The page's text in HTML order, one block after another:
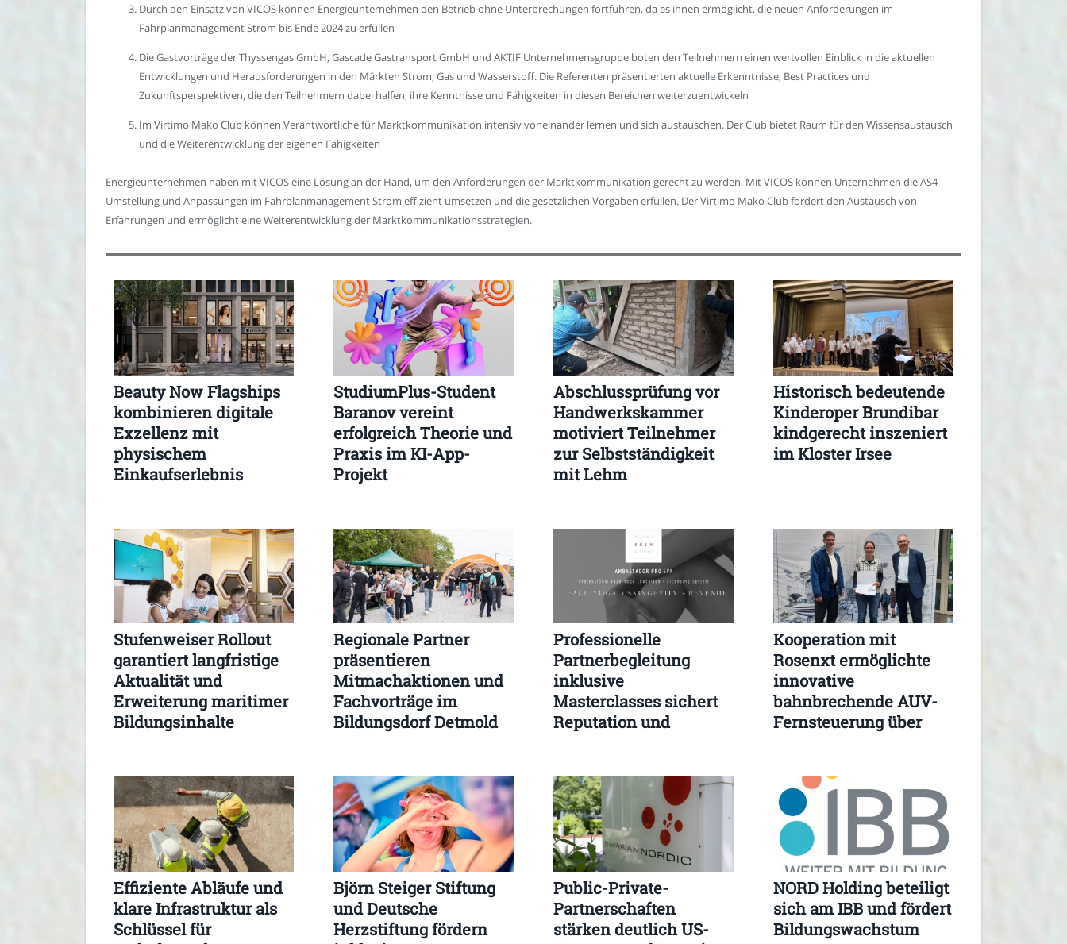
Durch den Einsatz von VICOS können Energieunternehmen den Betrieb ohne Unterbrechungen fortführen, da es ihnen ermöglicht, die neuen Anforderungen im
Fahrplanmanagement Strom bis Ende 2024 zu erfüllen
Die Gastvorträge der Thyssengas GmbH, Gascade Gastransport GmbH und AKTIF Unternehmensgruppe boten den Teilnehmern einen wertvollen Einblick in die aktuellen
Entwicklungen und Herausforderungen in den Märkten Strom, Gas und Wasserstoff. Die Referenten präsentierten aktuelle Erkenntnisse, Best Practices und
Zukunftsperspektiven, die den Teilnehmern dabei halfen, ihre Kenntnisse und Fähigkeiten in diesen Bereichen weiterzuentwickeln
Im Virtimo Mako Club können Verantwortliche für Marktkommunikation intensiv voneinander lernen und sich austauschen. Der Club bietet Raum für den Wissensaustausch
und die Weiterentwicklung der eigenen Fähigkeiten
Energieunternehmen haben mit VICOS eine Lösung an der Hand, um den Anforderungen der Marktkommunikation gerecht zu werden. Mit VICOS können Unternehmen die AS4-
Umstellung und Anpassungen im Fahrplanmanagement Strom effizient umsetzen und die gesetzlichen Vorgaben erfüllen. Der Virtimo Mako Club fördert den Austausch von
Erfahrungen und ermöglicht eine Weiterentwicklung der Marktkommunikationsstrategien.
Beauty Now Flagships
kombinieren digitale
Exzellenz mit
physischem
Einkaufserlebnis
StudiumPlus-Student
Baranov vereint
erfolgreich Theorie und
Praxis im KI-App-
Projekt
Abschlussprüfung vor
Handwerkskammer
motiviert Teilnehmer
zur Selbstständigkeit
mit Lehm
Historisch bedeutende
Kinderoper Brundibar
kindgerecht inszeniert
im Kloster Irsee
Stufenweiser Rollout
garantiert langfristige
Aktualität und
Erweiterung maritimer
Bildungsinhalte
Regionale Partner
präsentieren
Mitmachaktionen und
Fachvorträge im
Bildungsdorf Detmold
Professionelle
Partnerbegleitung
inklusive
Masterclasses sichert
Reputation und
Kooperation mit
Rosenxt ermöglichte
innovative
bahnbrechende AUV-
Fernsteuerung über
Effiziente Abläufe und
klare Infrastruktur als
Schlüssel für
Björn Steiger Stiftung
und Deutsche
Herzstiftung fördern
Public-Private-
Partnerschaften
stärken deutlich US-
NORD Holding beteiligt
sich am IBB und fördert
Bildungswachstum